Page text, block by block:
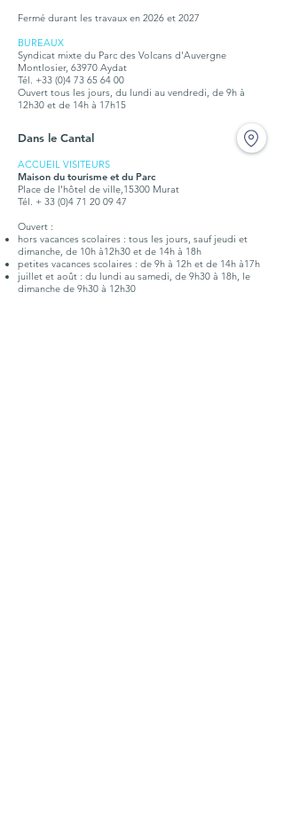
Fermé durant les travaux en 2026 et 2027
BUREAUX
Syndicat mixte du Parc des Volcans d'Auvergne
Montlosier, 63970 Aydat
Tél. +33 (0)4 73 65 64 00
Ouvert tous les jours, du lundi au vendredi, de 9h à
12h30 et de 14h à 17h15
Dans le Cantal
ACCUEIL VISITEURS
Maison du tourisme et du Parc
Place de l'hôtel de ville,15300 Murat
Tél. + 33 (0)4 71 20 09 47
Ouvert :
hors vacances scolaires : tous les jours, sauf jeudi et
dimanche, de 10h à12h30 et de 14h à 18h
petites vacances scolaires : de 9h à 12h et de 14h à17h
juillet et août : du lundi au samedi, de 9h30 à 18h, le
dimanche de 9h30 à 12h30